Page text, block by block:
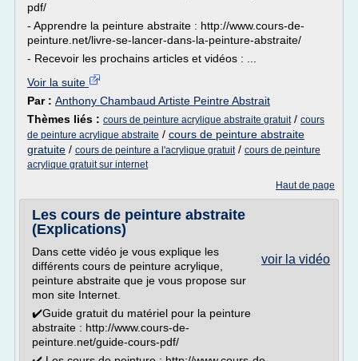
pdf/
- Apprendre la peinture abstraite : http://www.cours-de-
peinture.net/livre-se-lancer-dans-la-peinture-abstraite/
- Recevoir les prochains articles et vidéos : ...
Voir la suite
Par : Anthony Chambaud Artiste Peintre Abstrait
Thèmes liés : cours de peinture acrylique abstraite gratuit/ cours
de peinture acrylique abstraite / cours de peinture abstraite
gratuite / cours de peinture a l'acrylique gratuit/ cours de peinture
acrylique gratuit sur internet
Haut de page
Les cours de peinture abstraite
(Explications)
voir la vidéo
Dans cette vidéo je vous explique les
différents cours de peinture acrylique,
peinture abstraite que je vous propose sur
mon site Internet.
✔️Guide gratuit du matériel pour la peinture
abstraite : http://www.cours-de-
peinture.net/guide-cours-pdf/